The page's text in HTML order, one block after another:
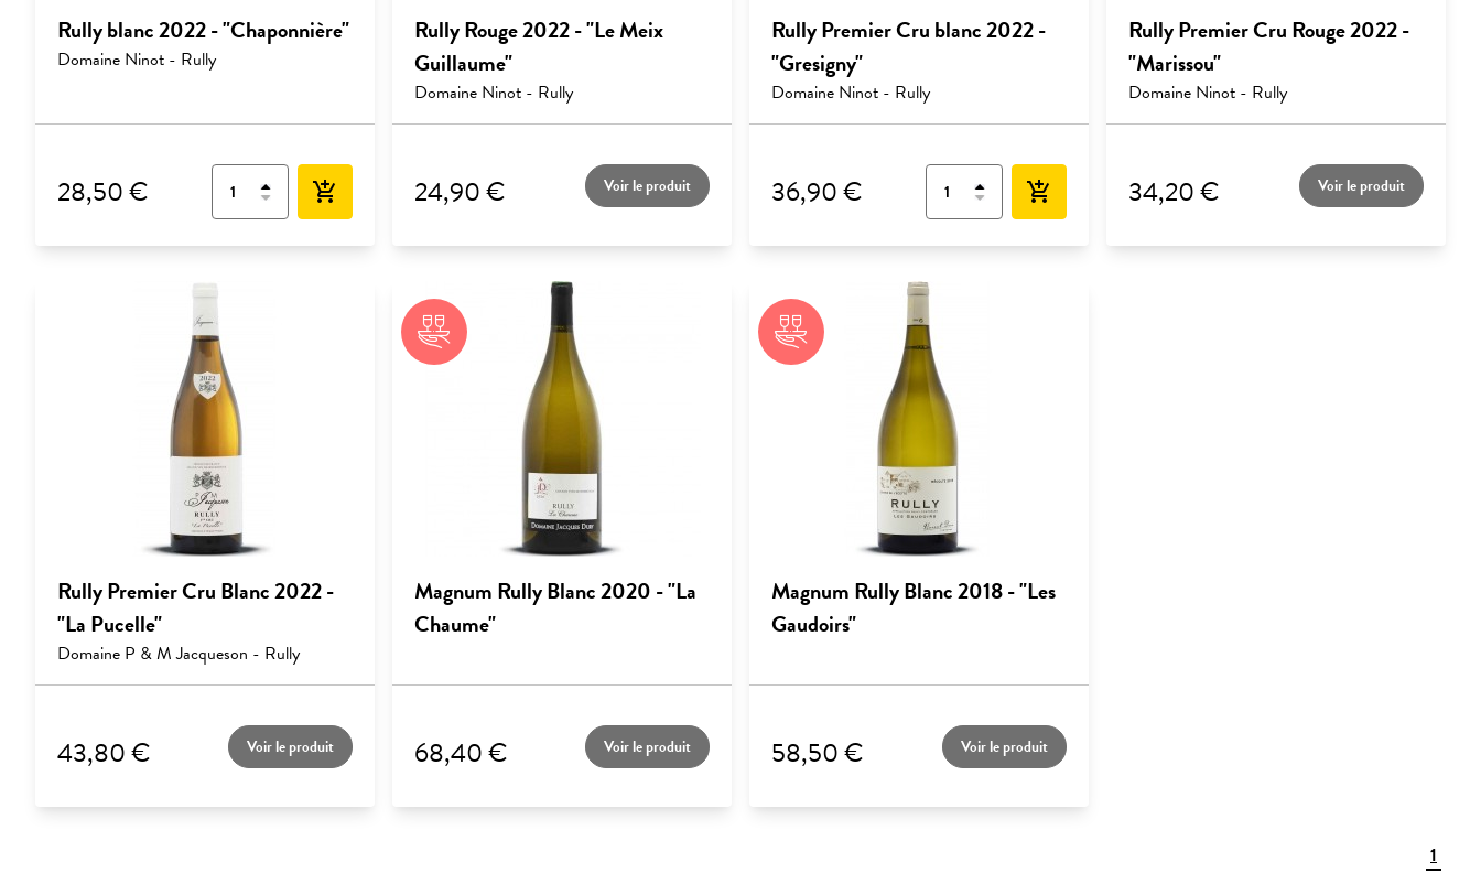
Rully blanc 2022 - "Chaponnière"
Domaine Ninot - Rully
28,50 € add_shopping_cart
Rully Rouge 2022 - "Le Meix
Guillaume"
Domaine Ninot - Rully
24,90 € Voir le produit
Rully Premier Cru blanc 2022 -
"Gresigny"
Domaine Ninot - Rully
36,90 € add_shopping_cart
Rully Premier Cru Rouge 2022 -
"Marissou"
Domaine Ninot - Rully
34,20 € Voir le produit
Rully Premier Cru Blanc 2022 -
"La Pucelle"
Domaine P & M Jacqueson - Rully
43,80 € Voir le produit
Magnum Rully Blanc 2020 - "La
Chaume"
68,40 € Voir le produit
Magnum Rully Blanc 2018 - "Les
Gaudoirs"
58,50 € Voir le produit
1